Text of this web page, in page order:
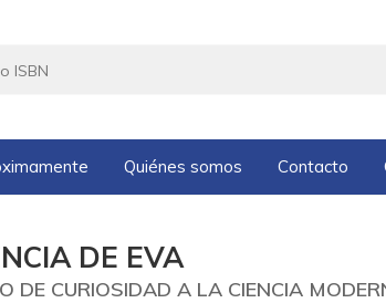
Quiénes somos Contacto
DE EVA
DE CURIOSIDAD A LA CIENCIA